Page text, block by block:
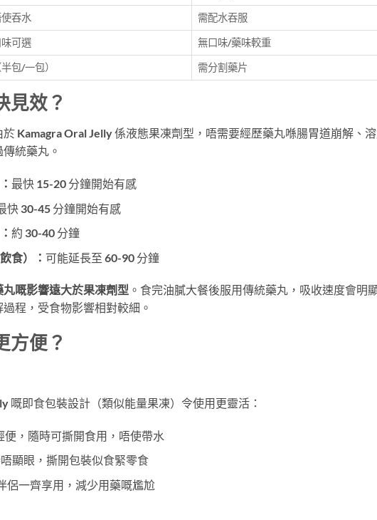
吞水 需配水吞服
可選 無口味/藥味較重
包/一包） 需分割藥片
見效？
Kamagra Oral Jelly 係液態果凍劑型，唔需要經歷藥丸喺腸胃道崩解、
統藥丸。
最快 15-20 分鐘開始有感
快 30-45 分鐘開始有感
約 30-40 分鐘
食）： 可能延長至 60-90 分鐘
嘅影響遠大於果凍劑型 。食完油膩大餐後服用傳統藥丸，吸收速度會明
程，受食物影響相對較細。
方便？
嘅即食包裝設計（類似能量果凍）令使用更靈活：
便，隨時可撕開食用，唔使帶水
顯眼，撕開包裝似食緊零食
侶一齊享用，減少用藥嘅尷尬